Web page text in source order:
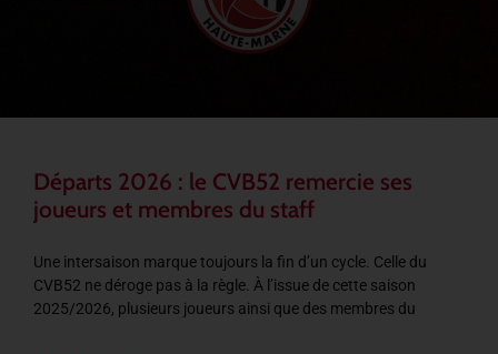
Départs 2026 : le CVB52 remercie ses
joueurs et membres du staff
Une intersaison marque toujours la fin d’un cycle. Celle du
CVB52 ne déroge pas à la règle. À l’issue de cette saison
2025/2026, plusieurs joueurs ainsi que des membres du